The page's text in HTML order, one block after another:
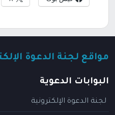
مواقع لجنة الدعوة
البوابات الدعوية
لجنة الدعوة الإلكترونية